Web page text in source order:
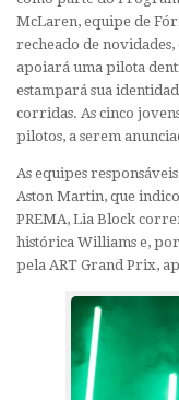
McLaren, equipe de
recheado de novidades,
apoiará uma pilota
estampará sua
corridas. As cinco
pilotos, a serem
As equipes
Aston Martin, que
PREMA, Lia Block
histórica Williams e,
pela ART Grand Prix,